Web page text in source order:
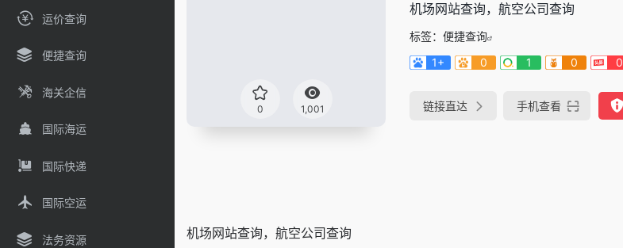
运价查询
便捷查询
海关企信
国际海运
国际快递
国际空运
法务资源
0 1,001
机场网站查询，航空公司查询
标签： 便捷查询
1+
0 1 0 0
链接直达 手机查看
机场网站查询，航空公司查询